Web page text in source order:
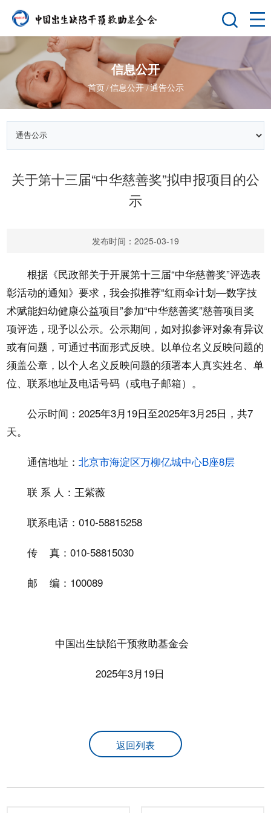
信息公开
首页/信息公开/通告公示
关于第十三届“中华慈善奖”拟申报项目的公
示
发布时间：2025-03-19
根据《民政部关于开展第十三届“中华慈善奖”评选表
彰活动的通知》要求，我会拟推荐“红雨伞计划—数字技
术赋能妇幼健康公益项目”参加“中华慈善奖”慈善项目奖
项评选，现予以公示。公示期间，如对拟参评对象有异议
或有问题，可通过书面形式反映。以单位名义反映问题的
须盖公章，以个人名义反映问题的须署本人真实姓名、单
位、联系地址及电话号码（或电子邮箱）。
公示时间：2025年3月19日至2025年3月25日，共7
天。
通信地址：北京市海淀区万柳亿城中心B座8层
联 系 人：王紫薇
联系电话：010-58815258
传 真：010-58815030
邮 编：100089
中国出生缺陷干预救助基金会
2025年3月19日
返回列表